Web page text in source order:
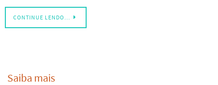
CONTINUE LENDO…
Saiba mais